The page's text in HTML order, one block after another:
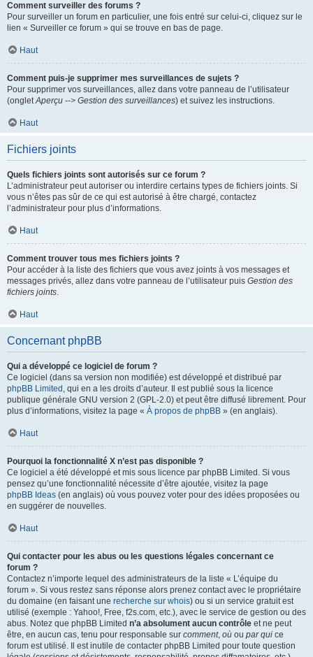
Comment surveiller des forums ?
Pour surveiller un forum en particulier, une fois entré sur celui-ci, cliquez sur le
lien « Surveiller ce forum » qui se trouve en bas de page.
Haut
Comment puis-je supprimer mes surveillances de sujets ?
Pour supprimer vos surveillances, allez dans votre panneau de l’utilisateur
(ongletAperçu --> Gestion des surveillances) et suivez les instructions.
Haut
Fichiers joints
Quels fichiers joints sont autorisés sur ce forum ?
L’administrateur peut autoriser ou interdire certains types de fichiers joints. Si
vous n’êtes pas sûr de ce qui est autorisé à être chargé, contactez
l’administrateur pour plus d’informations.
Haut
Comment trouver tous mes fichiers joints ?
Pour accéder à la liste des fichiers que vous avez joints à vos messages et
messages privés, allez dans votre panneau de l’utilisateur puis Gestion des
fichiers joints.
Haut
Concernant phpBB
Qui a développé ce logiciel de forum ?
Ce logiciel (dans sa version non modifiée) est développé et distribué par
phpBB Limited , qui en a les droits d’auteur. Il est publié sous la licence
publique générale GNU version 2 (GPL-2.0) et peut être diffusé librement. Pour
plus d’informations, visitez la page « À propos de phpBB » (en anglais).
Haut
Pourquoi la fonctionnalité X n’est pas disponible ?
Ce logiciel a été développé et mis sous licence par phpBB Limited. Si vous
pensez qu’une fonctionnalité nécessite d’être ajoutée, visitez la page
phpBB Ideas (en anglais) où vous pouvez voter pour des idées proposées ou
en suggérer de nouvelles.
Haut
Qui contacter pour les abus ou les questions légales concernant ce
forum ?
Contactez n’importe lequel des administrateurs de la liste « L’équipe du
forum ». Si vous restez sans réponse alors prenez contact avec le propriétaire
du domaine (en faisant une recherche sur whois) ou si un service gratuit est
utilisé (exemple : Yahoo!, Free, f2s.com, etc.), avec le service de gestion ou des
abus. Notez que phpBB Limited n’a absolument aucun contrôle et ne peut
être, en aucun cas, tenu pour responsable sur comment, où ou par qui ce
forum est utilisé. Il est inutile de contacter phpBB Limited pour toute question